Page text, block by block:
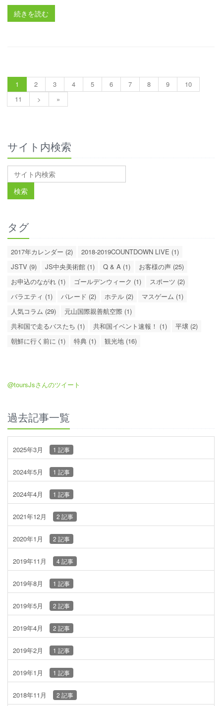
続きを読む
1 2 3 4 5 6 7 8 9
10
11
> »
サイト内検索
タグ
2017年カレンダー (2)
2018-2019COUNTDOWN LIVE (1)
JSTV (9)
JS中央美術館 (1) Q & A (1)
お客様の声 (25)
お申込のながれ (1)
ゴールデンウィーク (1)
スポーツ (2)
バラエティ (1)
パレード (2) ホテル (2)
マスゲーム (1)
人気コラム (29)
元山国際親善航空際 (1)
共和国で走るバスたち (1)
共和国イベント速報！ (1)
平壌 (2)
朝鮮に行く前に (1)
特典 (1) 観光地 (16)
@toursJsさんのツイート
過去記事一覧
2025年3月 1 記事
2024年5月 1 記事
2024年4月 1 記事
2021年12月 2 記事
2020年1月 2 記事
2019年11月 4 記事
2019年8月 1 記事
2019年5月 2 記事
2019年4月 2 記事
2019年2月 1 記事
2019年1月 1 記事
2018年11月 2 記事